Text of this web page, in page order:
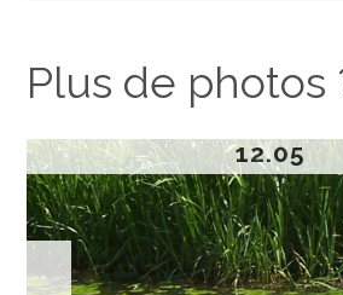
Plus de photos
12.05